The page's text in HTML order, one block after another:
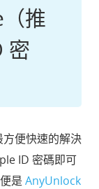
推
密
便快速的解決
ID 密碼即可
是 AnyUnlock